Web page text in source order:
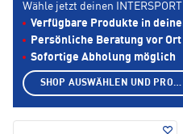
Wähle jetzt deinen
Verfügbare Produkte in
Persönliche Beratung vor Ort
Sofortige Abholung möglich
SHOP AUSWÄHLEN UND PRODUKTE ANZEIGEN